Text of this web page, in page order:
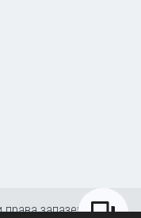
запазени.